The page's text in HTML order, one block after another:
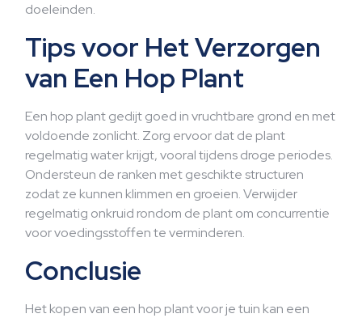
doeleinden.
Tips voor Het Verzorgen
van Een Hop Plant
Een hop plant gedijt goed in vruchtbare grond en met
voldoende zonlicht. Zorg ervoor dat de plant
regelmatig water krijgt, vooral tijdens droge periodes.
Ondersteun de ranken met geschikte structuren
zodat ze kunnen klimmen en groeien. Verwijder
regelmatig onkruid rondom de plant om concurrentie
voor voedingsstoffen te verminderen.
Conclusie
Het kopen van een hop plant voor je tuin kan een